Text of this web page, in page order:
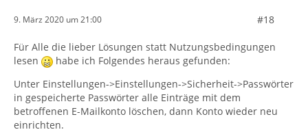
9. März 2020 um 21:00 #18
Für Alle die lieber Lösungen statt Nutzungsbedingungen
lesen
habe ich Folgendes heraus gefunden:
Unter Einstellungen->Einstellungen->Sicherheit->Passwörter
in gespeicherte Passwörter alle Einträge mit dem
betroffenen E-Mailkonto löschen, dann Konto wieder neu
einrichten.